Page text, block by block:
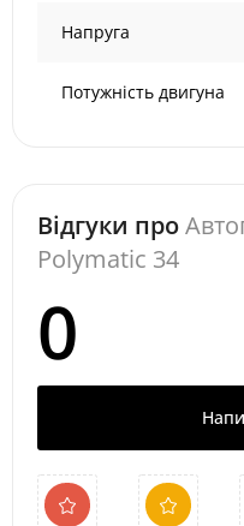
Напруга
Потужність двигуна
Відгуки про
Polymatic 34
0